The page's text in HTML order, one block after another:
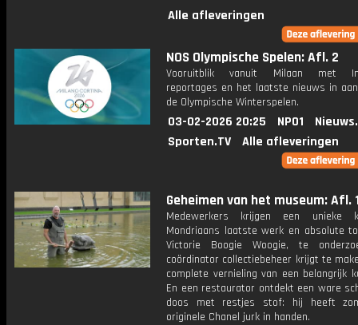
Alle afleveringen
NOS Olympische Spelen: Afl. 2
Vooruitblik vanuit Milaan met
reportages en het laatste nieuws in
de Olympische Winterspelen.
03-02-2026 20:25 NPO1
Sporten.TV
Alle afleveringen
Geheimen van het museum: Afl.
Medewerkers krijgen een unieke
Mondriaans laatste werk en absolute
Victorie Boogie Woogie, te
coördinator collectiebeheer krijgt te
complete vernieling van een belangrijk
En een restaurator ontdekt een ware
doos met restjes stof: hij heeft
originele Chanel jurk in handen.